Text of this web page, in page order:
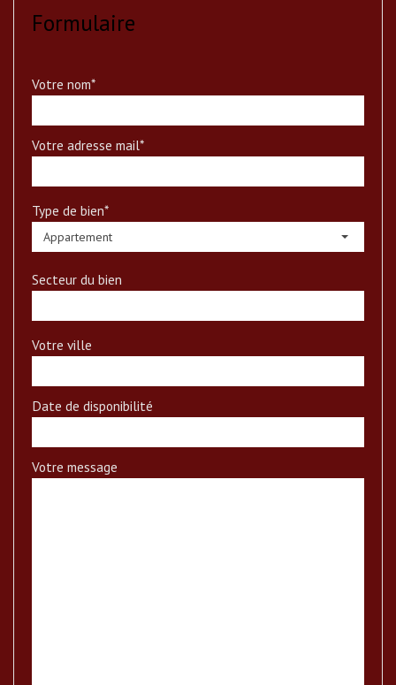
Formulaire
Votre nom*
Votre adresse mail*
Type de bien*
Appartement
Secteur du bien
Votre ville
Date de disponibilité
Votre message